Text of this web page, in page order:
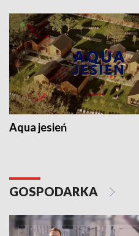
Aqua jesień
GOSPODARKA